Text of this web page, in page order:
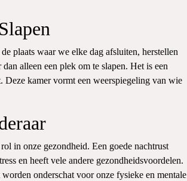
plaats waar we elke dag afsluiten, herstellen
alleen een plek om te slapen. Het is een
kamer vormt een weerspiegeling van wie
in onze gezondheid. Een goede nachtrust
en heeft vele andere gezondheidsvoordelen.
onderschat voor onze fysieke en mentale